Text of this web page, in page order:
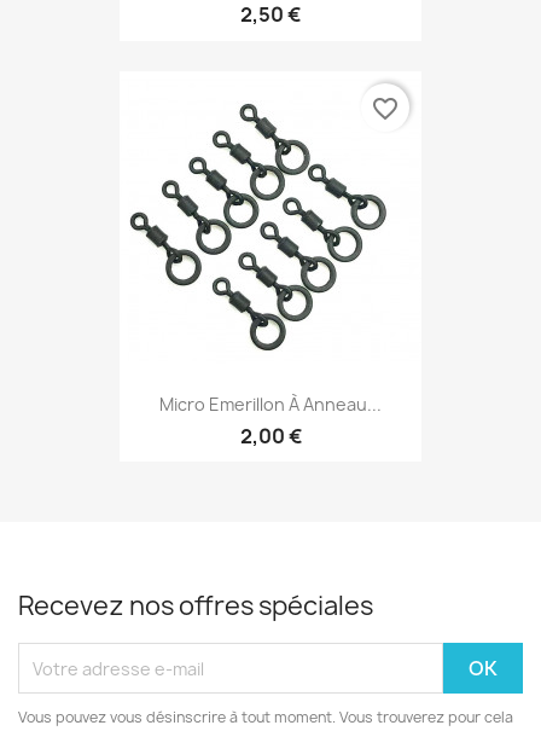
2,50 €
Micro Emerillon À Anneau...
2,00 €
favorite_border
Recevez nos offres spéciales
Vous pouvez vous désinscrire à tout moment. Vous trouverez pour cela